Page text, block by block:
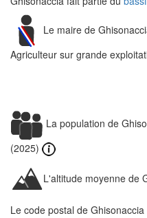
Le maire de
Agriculteur sur grande
La population de
(2025)
L'altitude moyenne de
Le code postal de Ghisonaccia